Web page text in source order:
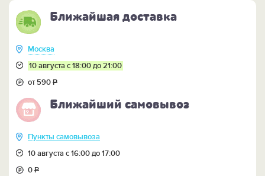
Ближайшая доставка
Москва
10 августа с 18:00 до 21:00
от 590Р
Ближайший самовывоз
Пункты самовывоза
10 августа с 16:00 до 17:00
0Р